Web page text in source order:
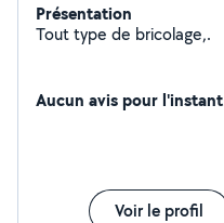
Présentation
Tout type de bricolage,.
Aucun avis pour l'instant
Voir le profil